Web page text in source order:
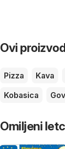
Ovi
Pizza Kava
Kobasica
Omiljeni